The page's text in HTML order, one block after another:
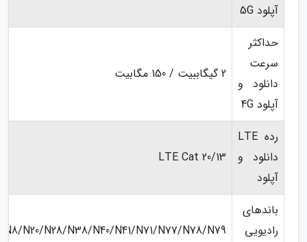
آپلود 5G
حداکثر
سرعت
دانلود و
آپلود 4G
2 گیگاببیت / 150 مگابیت
رده LTE
دانلود و
آپلود
LTE Cat 20/13
باندهای
رادیویی
N20/N28/N38/N40/N41/N71/N77/N78/N79